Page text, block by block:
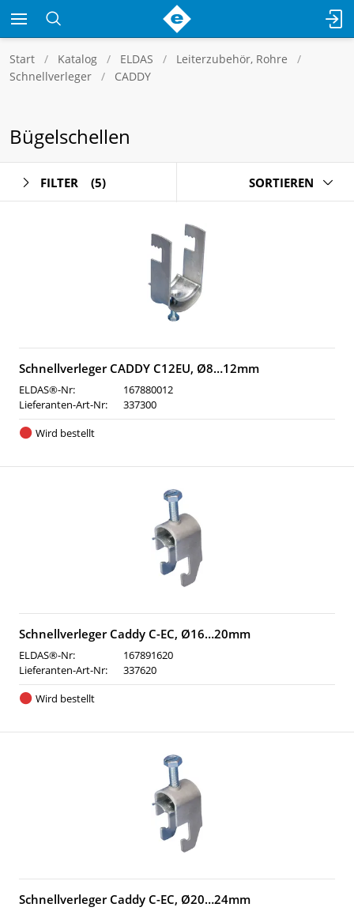
Start Katalog ELDAS
Leiterzubehör, Rohre
Schnellverleger
CADDY
Bügelschellen
FILTER (5) SORTIEREN
Schnellverleger CADDY C12EU, Ø8…12mm
ELDAS®-Nr:
167880012
Lieferanten-Art-Nr:
337300
Wird bestellt
Schnellverleger Caddy C-EC, Ø16…20mm
ELDAS®-Nr:
167891620
Lieferanten-Art-Nr:
337620
Wird bestellt
Schnellverleger Caddy C-EC, Ø20…24mm